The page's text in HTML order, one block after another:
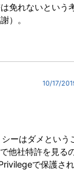
免れないという
）。
10/17/
ーはダメという
他社特許を見る
で保護さ